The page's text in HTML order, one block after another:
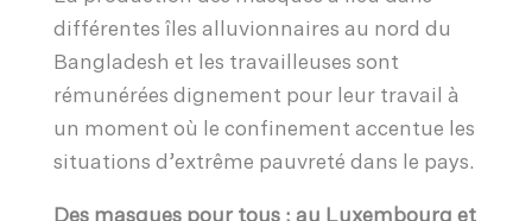
différentes îles alluvionnaires au nord du
Bangladesh et les travailleuses sont
rémunérées dignement pour leur travail à
un moment où le confinement accentue les
situations d’extrême pauvreté dans le pays.
Des masques pour tous : au Luxembourg et